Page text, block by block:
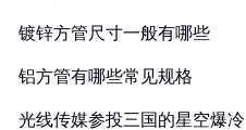
镀锌方管尺寸一般有哪些
铝方管有哪些常见规格
光线传媒参投三国的星空爆冷